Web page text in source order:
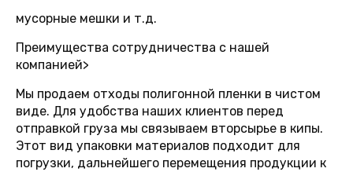
мусорные мешки и т.д.
Преимущества сотрудничества с нашей
компанией>
Мы продаем отходы полигонной пленки в чистом
виде. Для удобства наших клиентов перед
отправкой груза мы связываем вторсырье в кипы.
Этот вид упаковки материалов подходит для
погрузки, дальнейшего перемещения продукции к